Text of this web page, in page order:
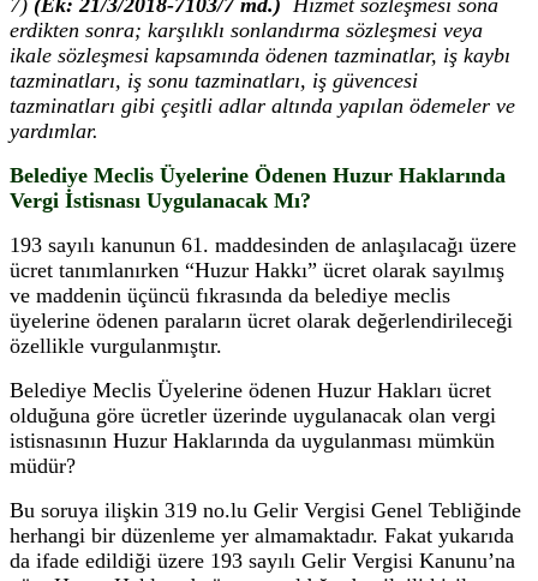
erdikten sonra; karşılıklı sonlandırma sözleşmesi veya
ikale sözleşmesi kapsamında ödenen tazminatlar, iş kaybı
tazminatları, iş sonu tazminatları, iş güvencesi
tazminatları gibi çeşitli adlar altında yapılan ödemeler ve
yardımlar.
Belediye Meclis Üyelerine Ödenen Huzur Haklarında
Vergi İstisnası Uygulanacak Mı?
193 sayılı kanunun 61. maddesinden de anlaşılacağı üzere
ücret tanımlanırken “Huzur Hakkı” ücret olarak sayılmış
ve maddenin üçüncü fıkrasında da belediye meclis
üyelerine ödenen paraların ücret olarak değerlendirileceği
özellikle vurgulanmıştır.
Belediye Meclis Üyelerine ödenen Huzur Hakları ücret
olduğuna göre ücretler üzerinde uygulanacak olan vergi
istisnasının Huzur Haklarında da uygulanması mümkün
müdür?
Bu soruya ilişkin 319 no.lu Gelir Vergisi Genel Tebliğinde
herhangi bir düzenleme yer almamaktadır. Fakat yukarıda
da ifade edildiği üzere 193 sayılı Gelir Vergisi Kanunu’na